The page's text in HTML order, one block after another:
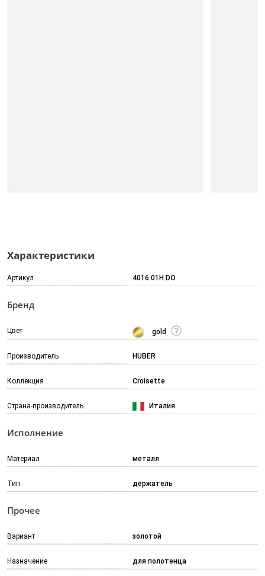
Характеристики
Артикул 4016.01H.DO
Бренд
Цвет gold
Производитель HUBER
Коллекция Croisette
Страна-производитель Италия
Исполнение
Материал металл
Тип держатель
Прочее
Вариант золотой
Назначение для полотенца